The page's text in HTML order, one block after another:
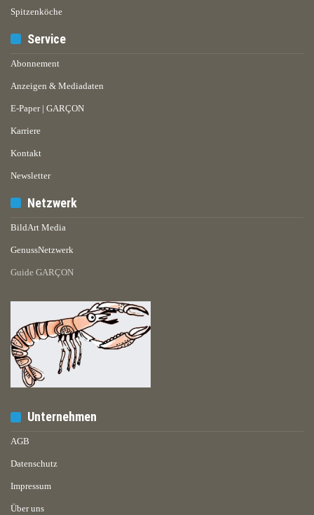
Spitzenköche
Service
Abonnement
Anzeigen & Mediadaten
E-Paper | GARÇON
Karriere
Kontakt
Newsletter
Netzwerk
BildArt Media
GenussNetzwerk
Guide GARÇON
Unternehmen
AGB
Datenschutz
Impressum
Über uns